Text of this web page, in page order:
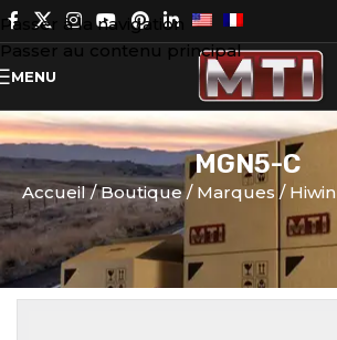
Passer à la navigation
Passer au contenu principal
MENU
MGN5-C
Accueil Boutique Marques Hiwin